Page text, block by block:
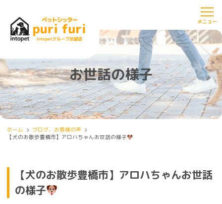
お世話の様子
ホーム
ブログ、お客様の声
【犬のお散歩豊橋市】アロハちゃんお世話の様子
【犬のお散歩豊橋市】アロハちゃんお世話
の様子